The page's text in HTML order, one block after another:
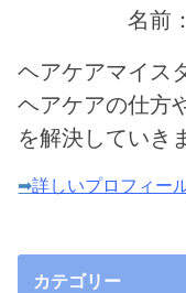
名前
ヘアケアマイス
ヘアケアの仕方
を解決していき
➡詳しいプロフィー
カテゴリー